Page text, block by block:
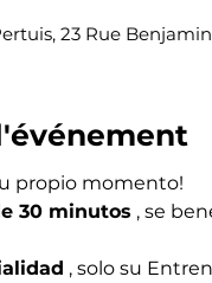
23 Rue
propio momento!
30 minutos , se
, solo su